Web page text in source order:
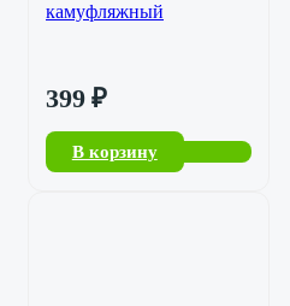
камуфляжный
399 ₽
В корзину